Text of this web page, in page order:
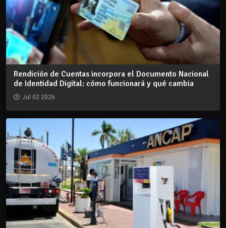
Rendición de Cuentas incorpora el Documento Nacional
de Identidad Digital: cómo funcionará y qué cambia
Jul 02 2026